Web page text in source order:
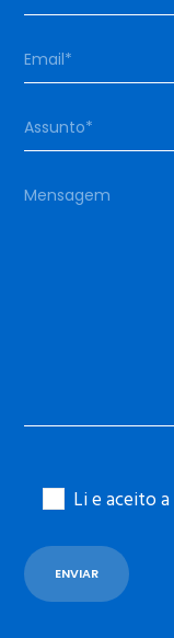
Li e aceito a